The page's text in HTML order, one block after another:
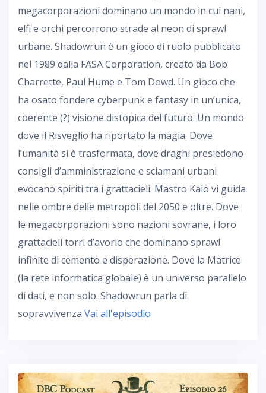
megacorporazioni dominano un mondo in cui nani,
elfi e orchi percorrono strade al neon di sprawl
urbane. Shadowrun è un gioco di ruolo pubblicato
nel 1989 dalla FASA Corporation, creato da Bob
Charrette, Paul Hume e Tom Dowd. Un gioco che
ha osato fondere cyberpunk e fantasy in un’unica,
coerente (?) visione distopica del futuro. Un mondo
dove il Risveglio ha riportato la magia. Dove
l’umanità si è trasformata, dove draghi presiedono
consigli d’amministrazione e sciamani urbani
evocano spiriti tra i grattacieli. Mastro Kaio vi guida
nelle ombre delle metropoli del 2050 e oltre. Dove
le megacorporazioni sono nazioni sovrane, i loro
grattacieli torri d’avorio che dominano sprawl
infinite di cemento e disperazione. Dove la Matrice
(la rete informatica globale) è un universo parallelo
di dati, e non solo. Shadowrun parla di
sopravvivenza Vai all'episodio